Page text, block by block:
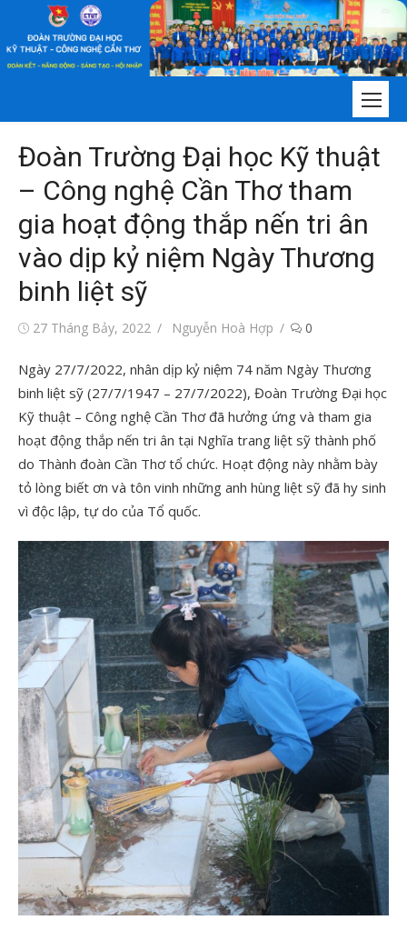
nội
Đoàn Trường Đại học Kỹ thuật
– Công nghệ Cần Thơ tham
gia hoạt động thắp nến tri ân
vào dịp kỷ niệm Ngày Thương
binh liệt sỹ
Đăng27 Tháng Bảy, 2022
Tác
Nguyễn Hoà Hợp 0
Ngày 27/7/2022, nhân dịp kỷ niệm 74 năm Ngày Thương
binh liệt sỹ (27/7/1947 – 27/7/2022), Đoàn Trường Đại học
Kỹ thuật – Công nghệ Cần Thơ đã hưởng ứng và tham gia
hoạt động thắp nến tri ân tại Nghĩa trang liệt sỹ thành phố
do Thành đoàn Cần Thơ tổ chức. Hoạt động này nhằm bày
tỏ lòng biết ơn và tôn vinh những anh hùng liệt sỹ đã hy sinh
vì độc lập, tự do của Tổ quốc.